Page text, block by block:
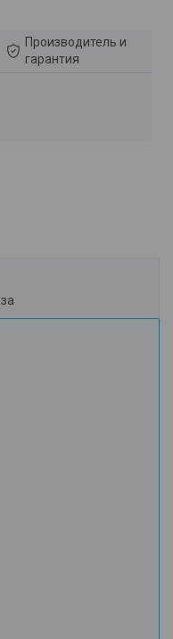
Производитель и
гарантия